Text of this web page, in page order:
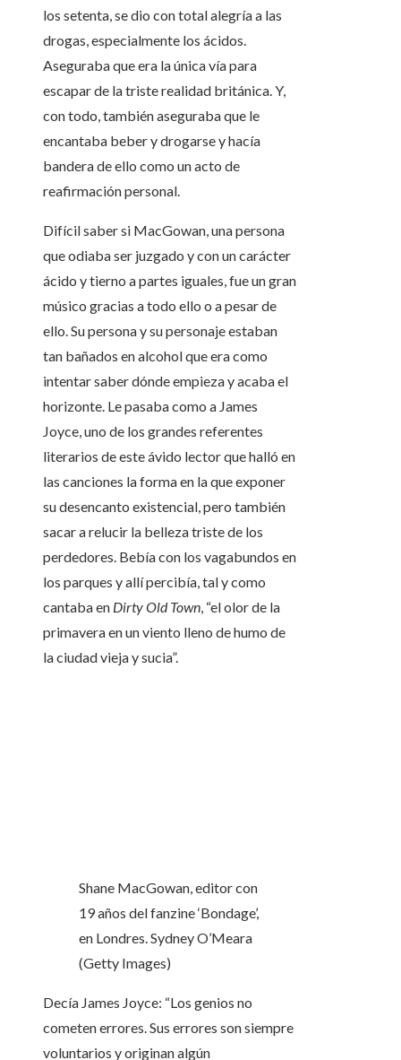
los setenta, se dio con total alegría a las
drogas, especialmente los ácidos.
Aseguraba que era la única vía para
escapar de la triste realidad británica. Y,
con todo, también aseguraba que le
encantaba beber y drogarse y hacía
bandera de ello como un acto de
reafirmación personal.
Difícil saber si MacGowan, una persona
que odiaba ser juzgado y con un carácter
ácido y tierno a partes iguales, fue un gran
músico gracias a todo ello o a pesar de
ello. Su persona y su personaje estaban
tan bañados en alcohol que era como
intentar saber dónde empieza y acaba el
horizonte. Le pasaba como a James
Joyce, uno de los grandes referentes
literarios de este ávido lector que halló en
las canciones la forma en la que exponer
su desencanto existencial, pero también
sacar a relucir la belleza triste de los
perdedores. Bebía con los vagabundos en
los parques y allí percibía, tal y como
cantaba en Dirty Old Town, “el olor de la
primavera en un viento lleno de humo de
la ciudad vieja y sucia”.
Shane MacGowan, editor con
19 años del fanzine ‘Bondage’,
en Londres.Sydney O’Meara
(Getty Images)
Decía James Joyce: “Los genios no
cometen errores. Sus errores son siempre
voluntarios y originan algún